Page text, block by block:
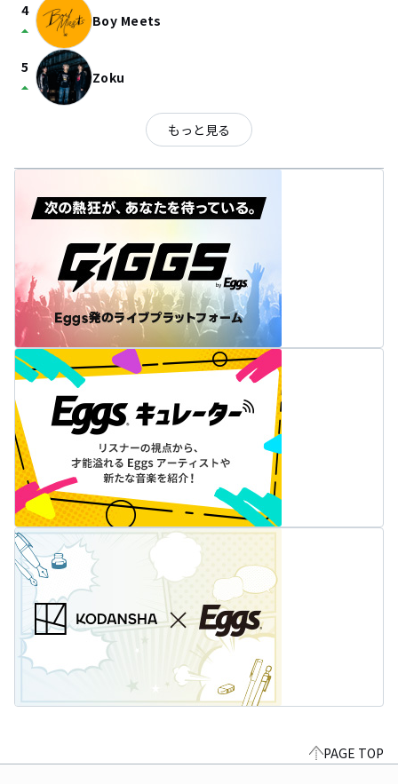
4
arrow_drop_up Boy Meets
5
arrow_drop_up Zoku
もっと見る
PAGE TOP